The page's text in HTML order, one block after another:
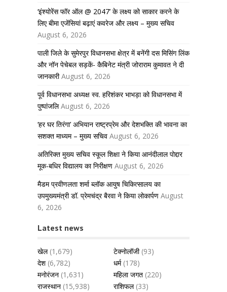
‘इंश्योरेंस फॉर ऑल @ 2047’ के लक्ष्य को साकार करने के
लिए बीमा एजेंसियां बढ़ाएं कवरेज और लक्ष्य – मुख्य सचिव
August 6, 2026
पाली जिले के सुमेरपुर विधानसभा क्षेत्र में बनेंगी दस मिसिंग लिंक
और नॉन पेचेबल सड़कें- कैबिनेट मंत्री जोराराम कुमावत ने दी
जानकारी August 6, 2026
पूर्व विधानसभा अध्यक्ष स्व. हरिशंकर भाभड़ा को विधानसभा में
पुष्पांजलि August 6, 2026
‘हर घर तिरंगा’ अभियान राष्ट्रप्रेम और देशभक्ति की भावना का
सशक्त माध्यम – मुख्य सचिव August 6, 2026
अतिरिक्त मुख्य सचिव स्कूल शिक्षा ने किया आनंदीलाल पोद्दार
मूक-बधिर विद्यालय का निरीक्षण August 6, 2026
मैडम प्रवीणलता शर्मा ब्लॉक आयुष चिकित्सालय का
उपमुख्यमंत्री डॉ. प्रेमचंद्र बैरवा ने किया लोकार्पण August
6, 2026
Latest news
खेल(1,679) टेक्नोलॉजी(93)
देश(6,782) धर्म(178)
मनोरंजन (1,631) महिला जगत (220)
राजस्थान (15,938) राशिफल(33)